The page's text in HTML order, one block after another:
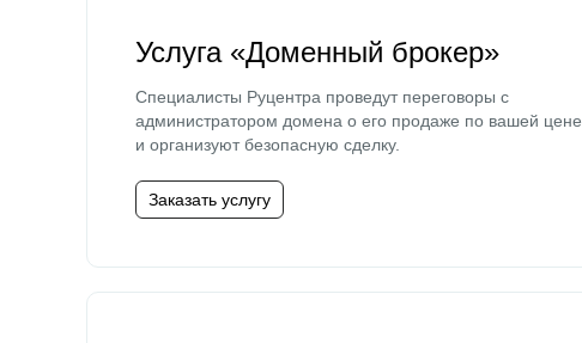
Услуга «Доменный брокер»
Специалисты Руцентра проведут переговоры с
администратором домена о его продаже по вашей цене
и организуют безопасную сделку.
Заказать услугу